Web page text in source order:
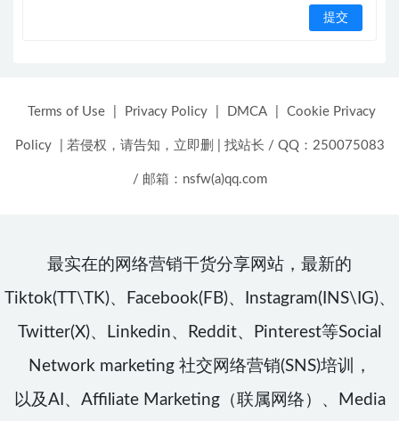
Terms of Use Privacy Policy DMCA Cookie Privacy
Policy 若侵权，请告知，立即删 找站长 / QQ：250075083
/ 邮箱：nsfw(a)qq.com
最实在的网络营销干货分享网站，最新的
Tiktok(TT\TK)、Facebook(FB)、Instagram(INS\IG)、
Twitter(X)、Linkedin、Reddit、Pinterest等Social
Network marketing 社交网络营销(SNS)培训，
以及AI、Affiliate Marketing（联属网络）、Media